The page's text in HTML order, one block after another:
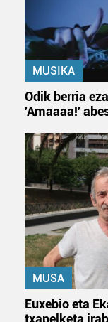
MUSIKA
Odik berria
'Amaaaa!'
MUSA
Euxebio eta
txapelketa